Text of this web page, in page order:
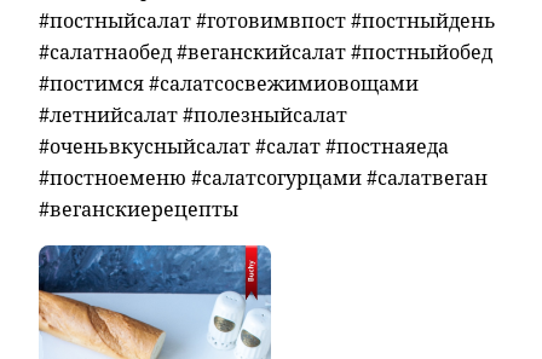
#постныйсалат #готовимвпост #постныйдень
#салатнаобед #веганскийсалат #постныйобед
#постимся #салатсосвежимиовощами
#летнийсалат #полезныйсалат
#оченьвкусныйсалат #салат #постнаяеда
#постноеменю #салатсогурцами #салатвеган
#веганскиерецепты